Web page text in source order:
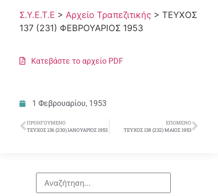
Σ.Υ.Ε.Τ.Ε > Αρχείο Τραπεζιτικής > ΤΕΥΧΟΣ
137 (231) ΦΕΒΡΟΥΑΡΙΟΣ 1953
Κατεβάστε το αρχείο PDF
1 Φεβρουαρίου, 1953
ΠΡΟΗΓΟΎΜΕΝΟ
ΤΕΥΧΟΣ 136 (230) ΙΑΝΟΥΑΡΙΟΣ 1953
ΕΠΌΜΕΝΟ
ΤΕΥΧΟΣ 138 (232) ΜΑΙΟΣ 1953